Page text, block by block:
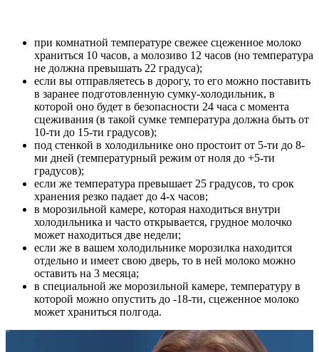
при комнатной температуре свежее сцеженное молоко
храниться 10 часов, а молозиво 12 часов (но температура
не должна превышать 22 градуса);
если вы отправляетесь в дорогу, то его можно поставить
в заранее подготовленную сумку-холодильник, в
которой оно будет в безопасности 24 часа с момента
сцеживания (в такой сумке температура должна быть от
10-ти до 15-ти градусов);
под стенкой в холодильнике оно простоит от 5-ти до 8-
ми дней (температурный режим от ноля до +5-ти
градусов);
если же температура превышает 25 градусов, то срок
хранения резко падает до 4-х часов;
в морозильной камере, которая находиться внутри
холодильника и часто открывается, грудное молочко
может находиться две недели;
если же в вашем холодильнике морозилка находится
отдельно и имеет свою дверь, то в ней молоко можно
оставить на 3 месяца;
в специальной же морозильной камере, температуру в
которой можно опустить до -18-ти, сцеженное молоко
может храниться полгода.